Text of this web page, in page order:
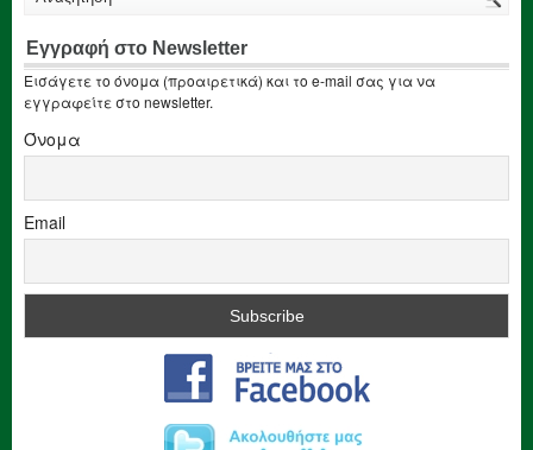
Εγγραφή στο Newsletter
Εισάγετε το όνομα (προαιρετικά) και το e-mail σας για να
εγγραφείτε στο newsletter.
Όνομα
Email